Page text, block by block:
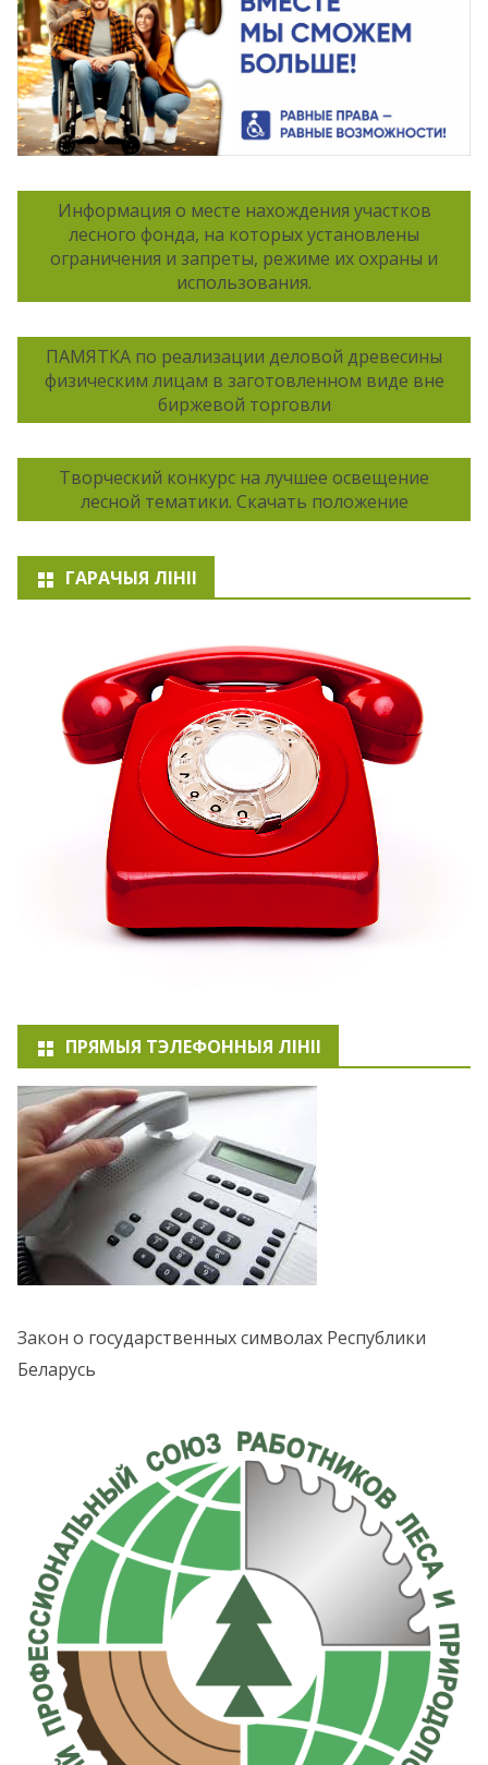
Информация о месте нахождения участков
лесного фонда, на которых установлены
ограничения и запреты, режиме их охраны и
использования.
ПАМЯТКА по реализации деловой древесины
физическим лицам в заготовленном виде вне
биржевой торговли
Творческий конкурс на лучшее освещение
лесной тематики. Скачать положение
ГАРАЧЫЯ ЛІНІІ
ПРЯМЫЯ ТЭЛЕФОННЫЯ ЛІНІІ
Закон о государственных символах Республики
Беларусь